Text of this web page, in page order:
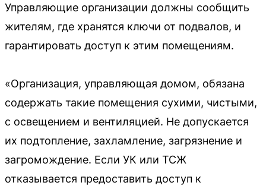
Управляющие организации должны сообщить
жителям, где хранятся ключи от подвалов, и
гарантировать доступ к этим помещениям.
«Организация, управляющая домом, обязана
содержать такие помещения сухими, чистыми,
с освещением и вентиляцией. Не допускается
их подтопление, захламление, загрязнение и
загромождение. Если УК или ТСЖ
отказывается предоставить доступ к